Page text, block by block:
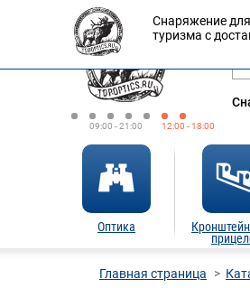
09:00 - 21:00 12:00 - 18:00
Оптика
Снаряжение
туризма с
Главная страница